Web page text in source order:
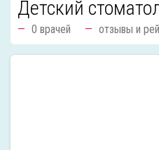
Детский
0 врачей отзывы и